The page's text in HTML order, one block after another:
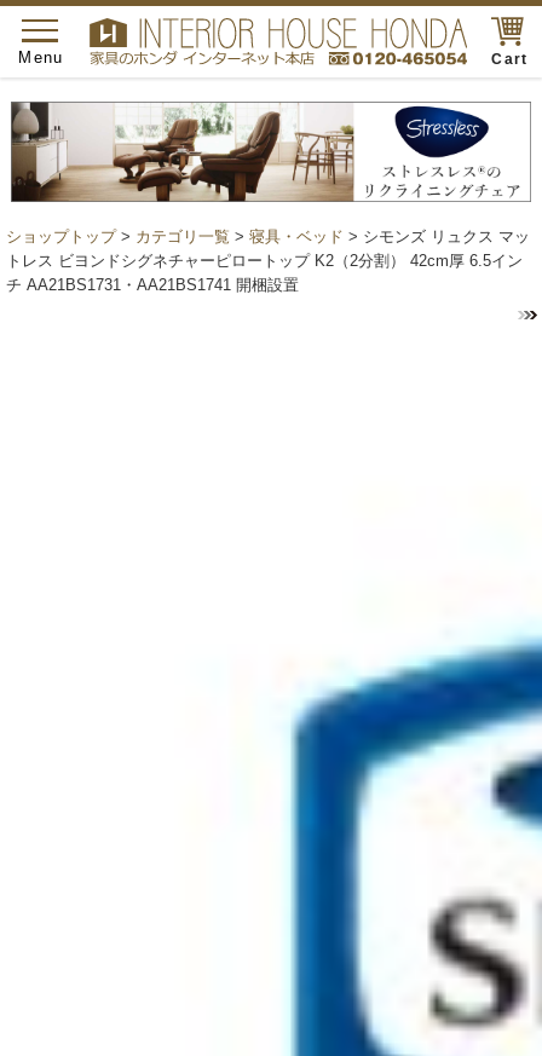
Cart
toggle
navigation
Menu
ショップトップ> カテゴリ一覧 > 寝具・ベッド > シモンズ リュクス マッ
トレス ビヨンドシグネチャーピロートップ K2（2分割） 42cm厚 6.5イン
チ AA21BS1731・AA21BS1741 開梱設置